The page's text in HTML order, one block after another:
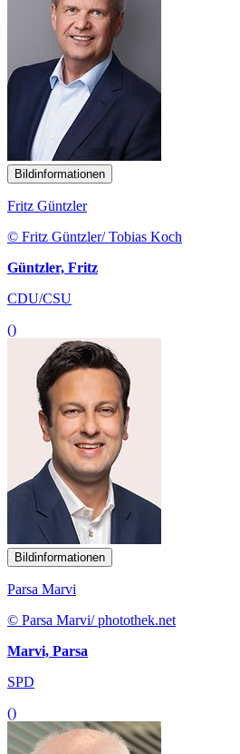
Bildinformationen
Fritz Güntzler
© Fritz Güntzler/ Tobias Koch
Güntzler, Fritz
CDU/CSU
()
Bildinformationen
Parsa Marvi
© Parsa Marvi/ photothek.net
Marvi, Parsa
SPD
()